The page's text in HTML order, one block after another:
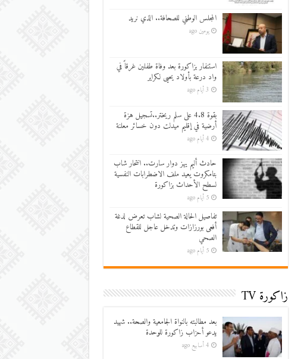
المجلس الوطني للصحافة.. الذي نريد
يومين ago
استنفار بزاكورة بعد وفاة طفلين غرقاً في
واد درعة بأولاد يحيى لكراير
3 أيام ago
بقوة 4.8 على سلم ريختر..تسجيل هزة
أرضية في إقليم ميدلت دون خسائر معلنة
4 أيام ago
حادث أليم يهز دوار سارت.. انتحار شاب
بتامكروت يعيد ملف الاضطرابات النفسية
لسطح الأحداث بزاكورة
5 أيام ago
تفاصيل الحالة الصحية لشاب تعرض لدغة
أفعى بورزازات وتدخل عاجل للقطاع
الصحي
5 أيام ago
زاكورة TV
بعد مطالبته بالنواة الجامعية والصحة.. شهيد
يدعو أحزاب زاكورة للوحدة
4 أسابيع ago